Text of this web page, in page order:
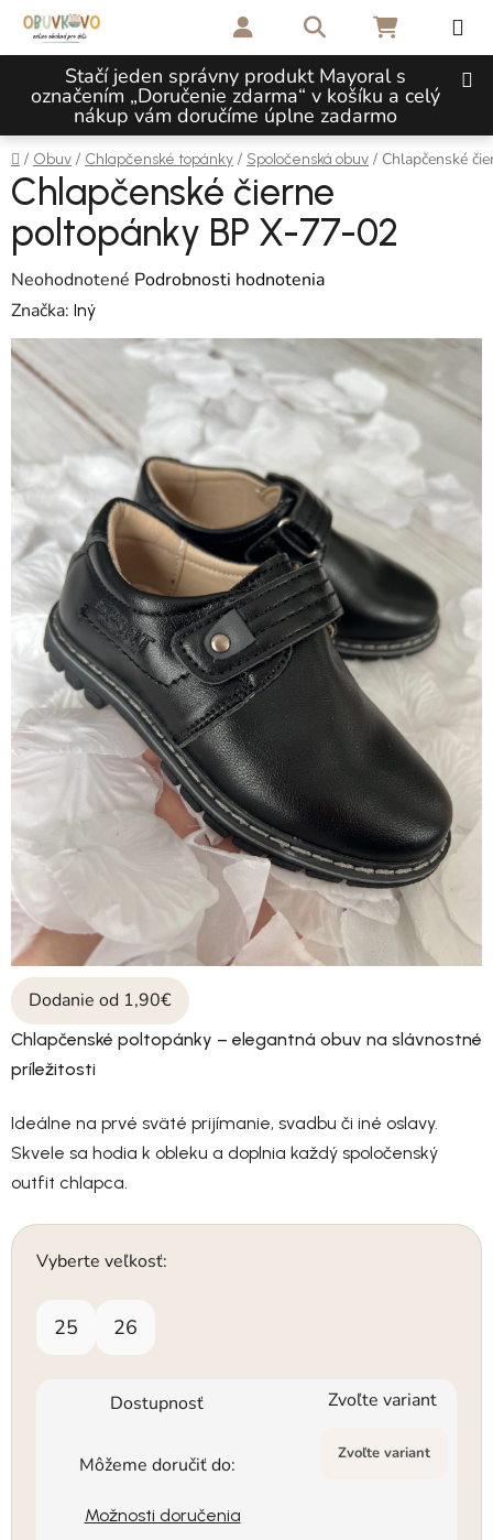
Prejsť na obsah
Stačí jeden správny produkt Mayoral s
označením „Doručenie zdarma“ v košíku a celý
nákup vám doručíme úplne zadarmo
Hľadať NÁKUPNÝ
Domov
/ Obuv / Chlapčenské topánky / Spoločenská obuv / Chlapčenské
Dodanie od 1,90€
Chlapčenské poltopánky – elegantná obuv na slávnostné
príležitosti
Ideálne na prvé sväté prijímanie, svadbu či iné oslavy.
Skvele sa hodia k obleku a doplnia každý spoločenský
outfit chlapca.
Vyberte veľkosť:
25 26
Dostupnosť Zvoľte variant
Môžeme doručiť do: Zvoľte variant
Možnosti doručenia
Chlapčenské čierne
poltopánky BP X-77-02
Priemerné hodnotenie produktu je 0,0 z 5 hviezdičiek.
Neohodnotené Podrobnosti hodnotenia
Značka: Iný